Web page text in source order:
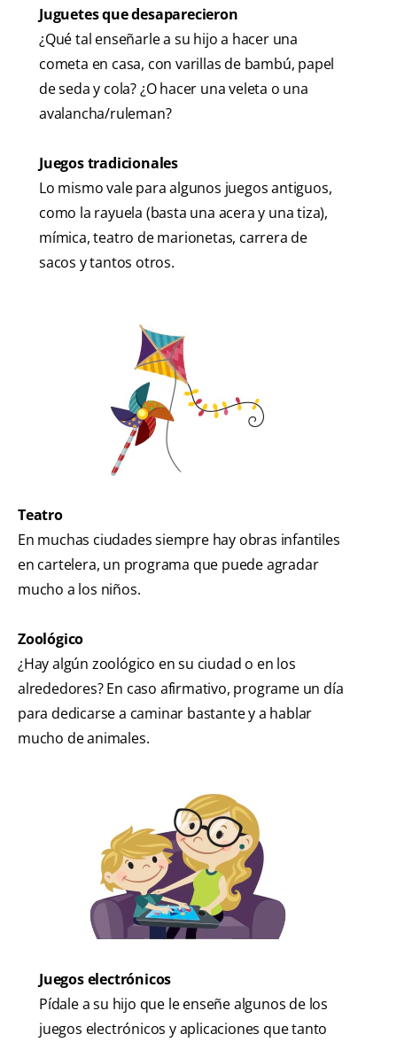
Juguetes que desaparecieron
¿Qué tal enseñarle a su hijo a hacer una
cometa en casa, con varillas de bambú, papel
de seda y cola? ¿O hacer una veleta o una
avalancha/ruleman?
Juegos tradicionales
Lo mismo vale para algunos juegos antiguos,
como la rayuela (basta una acera y una tiza),
mímica, teatro de marionetas, carrera de
sacos y tantos otros.
Teatro
En muchas ciudades siempre hay obras infantiles
en cartelera, un programa que puede agradar
mucho a los niños.
Zoológico
¿Hay algún zoológico en su ciudad o en los
alrededores? En caso afirmativo, programe un día
para dedicarse a caminar bastante y a hablar
mucho de animales.
Juegos electrónicos
Pídale a su hijo que le enseñe algunos de los
juegos electrónicos y aplicaciones que tanto